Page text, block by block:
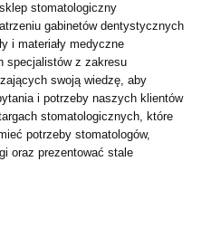
stomatologiczny
gabinetów dentystycznych
i materiały medyczne
specjalistów z zakresu
swoją wiedzę, aby
i potrzeby naszych klientów
stomatologicznych, które
potrzeby stomatologów,
oraz prezentować stale